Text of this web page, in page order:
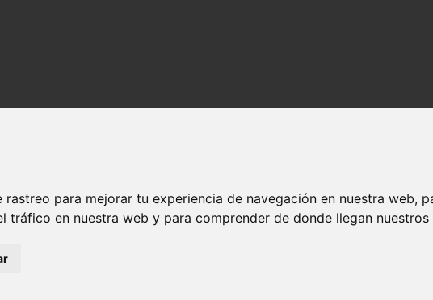
para mejorar tu experiencia de navegación en nuestra web,
tráfico en nuestra web y para comprender de donde llegan